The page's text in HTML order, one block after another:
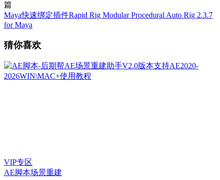
篇
Maya快速绑定插件Rapid Rig Modular Procedural Auto Rig 2.3.7
for Maya
猜你喜欢
VIP专区
AE脚本场景重建